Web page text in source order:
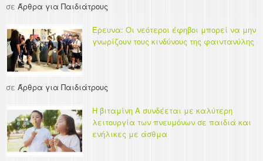
σε Άρθρα για Παιδιάτρους
Έρευνα: Οι νεότεροι έφηβοι μπορεί να μην
γνωρίζουν τους κινδύνους της φαιντανύλης
σε Άρθρα για Παιδιάτρους
Η βιταμίνη Α συνδέεται με καλύτερη
λειτουργία των πνευμόνων σε παιδιά και
ενήλικες με άσθμα